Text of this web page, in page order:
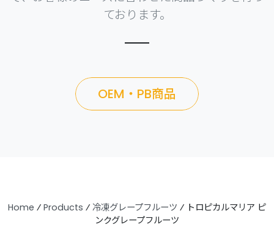
ております。
OEM・PB商品
Home ⁄ Products ⁄ 冷凍グレープフルーツ ⁄ トロピカルマリア ピ
ンクグレープフルーツ